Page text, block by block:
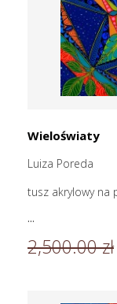
Wieloświaty
Luiza Poreda
tusz akrylowy na
...
2,500.00 zł